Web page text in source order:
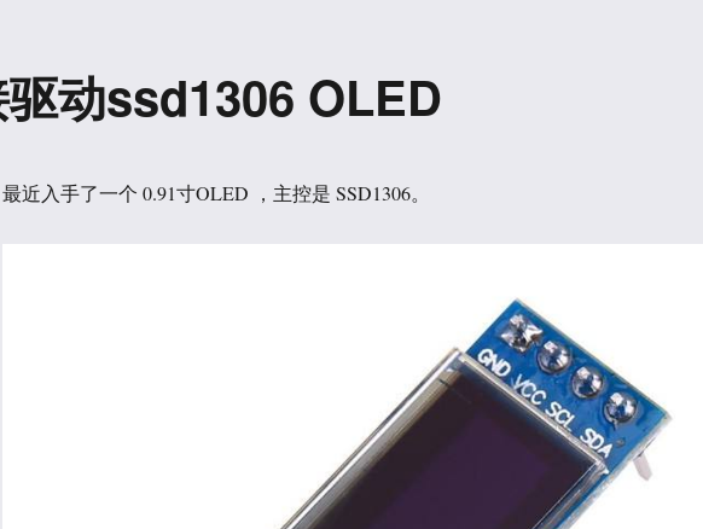
动ssd1306 OLED
最近入手了一个 0.91寸OLED ，主控是 SSD1306。